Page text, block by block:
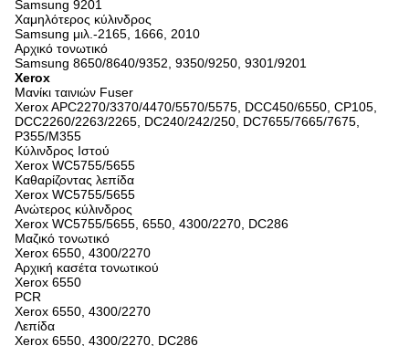
Samsung 9201
Χαμηλότερος κύλινδρος
Samsung μιλ.-2165, 1666, 2010
Αρχικό τονωτικό
Samsung 8650/8640/9352, 9350/9250, 9301/9201
Xerox
Μανίκι ταινιών Fuser
Xerox APC2270/3370/4470/5570/5575, DCC450/6550, CP105,
DCC2260/2263/2265, DC240/242/250, DC7655/7665/7675,
P355/M355
Κύλινδρος Ιστού
Xerox WC5755/5655
Καθαρίζοντας λεπίδα
Xerox WC5755/5655
Ανώτερος κύλινδρος
Xerox WC5755/5655, 6550, 4300/2270, DC286
Μαζικό τονωτικό
Xerox 6550, 4300/2270
Αρχική κασέτα τονωτικού
Xerox 6550
PCR
Xerox 6550, 4300/2270
Λεπίδα
Xerox 6550, 4300/2270, DC286